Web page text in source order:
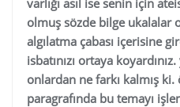
olmuş sözde bilge ukalalar
algılatma çabası içerisine
isbatınızı ortaya
onlardan ne farkı kalmış ki.
paragrafında bu temayı